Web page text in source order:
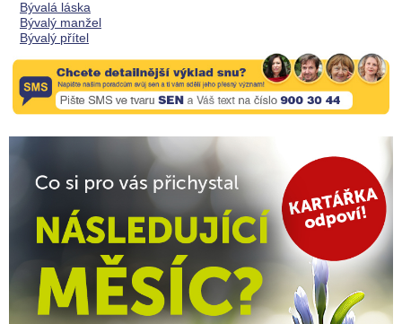
Bývalá láska
Bývalý manžel
Bývalý přítel